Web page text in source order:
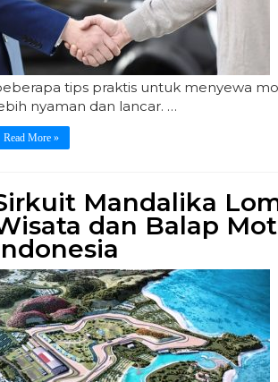
tips praktis untuk menyewa
nyaman dan lancar. …
Read More »
Mandalika
dan Balap